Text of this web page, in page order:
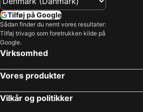
Hoteller – Slesvig-Holsten
Hoteller – Nordtyskland
Hoteller – Phuket
Hoteller – Gran Canaria
Tilføj på Google
Sådan finder du nemt vores resultater:
Tilføj trivago som foretrukken kilde på
Google.
Virksomhed
Vores produkter
Vilkår og politikker